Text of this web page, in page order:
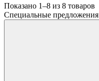
Показано 1–8 из 8 товаров
Специальные предложения